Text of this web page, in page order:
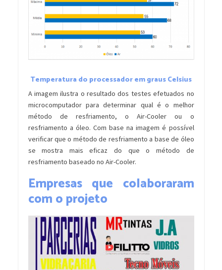
Temperatura do processador em graus Celsius
A imagem ilustra o resultado dos testes efetuados no
microcomputador para determinar qual é o melhor
método de resfriamento, o Air-Cooler ou o
resfriamento a óleo. Com base na imagem é possível
verificar que o método de resfriamento a base de óleo
se mostra mais eficaz do que o método de
resfriamento baseado no Air-Cooler.
Empresas que colaboraram
com o projeto